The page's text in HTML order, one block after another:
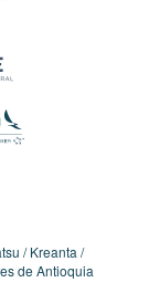
Kreanta
de Antioquia